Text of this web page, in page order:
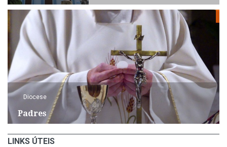
Diocese
Padres
LINKS ÚTEIS